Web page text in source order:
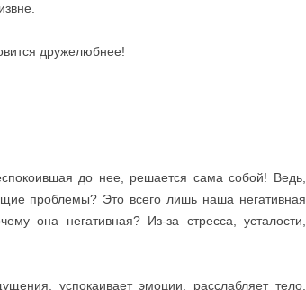
дружелюбнее!
до нее, решается сама собой! Ведь,
проблемы? Это всего лишь наша негативная
она негативная? Из-за стресса, усталости,
успокаивает эмоции, расслабляет тело,